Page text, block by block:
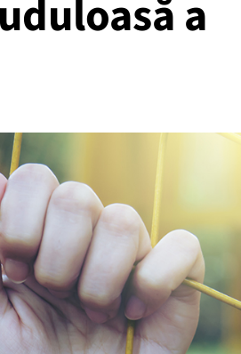
a